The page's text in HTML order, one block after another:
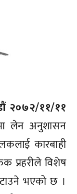
२०७२/११/११
लेन अनुशासन
कारबाही
प्रहरीले विशेष
भएको छ ।